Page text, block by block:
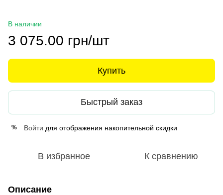
В наличии
3 075.00 грн/шт
Купить
Быстрый заказ
% Войти для отображения накопительной скидки
В избранное К сравнению
Описание